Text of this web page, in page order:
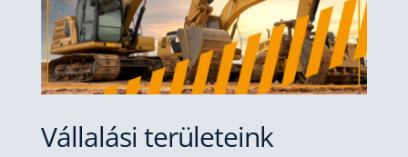
Vállalási területeink